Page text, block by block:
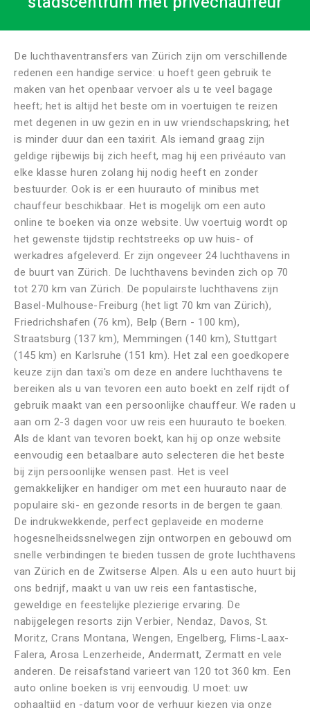
De luchthaventransfers van Zürich zijn om verschillende
redenen een handige service: u hoeft geen gebruik te
maken van het openbaar vervoer als u te veel bagage
heeft; het is altijd het beste om in voertuigen te reizen
met degenen in uw gezin en in uw vriendschapskring; het
is minder duur dan een taxirit. Als iemand graag zijn
geldige rijbewijs bij zich heeft, mag hij een privéauto van
elke klasse huren zolang hij nodig heeft en zonder
bestuurder. Ook is er een huurauto of minibus met
chauffeur beschikbaar. Het is mogelijk om een ​​auto
online te boeken via onze website. Uw voertuig wordt op
het gewenste tijdstip rechtstreeks op uw huis- of
werkadres afgeleverd. Er zijn ongeveer 24 luchthavens in
de buurt van Zürich. De luchthavens bevinden zich op 70
tot 270 km van Zürich. De populairste luchthavens zijn
Basel-Mulhouse-Freiburg (het ligt 70 km van Zürich),
Friedrichshafen (76 km), Belp (Bern - 100 km),
Straatsburg (137 km), Memmingen (140 km), Stuttgart
(145 km) en Karlsruhe (151 km). Het zal een goedkopere
keuze zijn dan taxi's om deze en andere luchthavens te
bereiken als u van tevoren een auto boekt en zelf rijdt of
gebruik maakt van een persoonlijke chauffeur. We raden u
aan om 2-3 dagen voor uw reis een huurauto te boeken.
Als de klant van tevoren boekt, kan hij op onze website
eenvoudig een betaalbare auto selecteren die het beste
bij zijn persoonlijke wensen past. Het is veel
gemakkelijker en handiger om met een huurauto naar de
populaire ski- en gezonde resorts in de bergen te gaan.
De indrukwekkende, perfect geplaveide en moderne
hogesnelheidssnelwegen zijn ontworpen en gebouwd om
snelle verbindingen te bieden tussen de grote luchthavens
van Zürich en de Zwitserse Alpen. Als u een auto huurt bij
ons bedrijf, maakt u van uw reis een fantastische,
geweldige en feestelijke plezierige ervaring. De
nabijgelegen resorts zijn Verbier, Nendaz, Davos, St.
Moritz, Crans Montana, Wengen, Engelberg, Flims-Laax-
Falera, Arosa Lenzerheide, Andermatt, Zermatt en vele
anderen. De reisafstand varieert van 120 tot 360 km. Een
auto online boeken is vrij eenvoudig. U moet: uw
ophaaltijd en -datum voor de verhuur kiezen via onze